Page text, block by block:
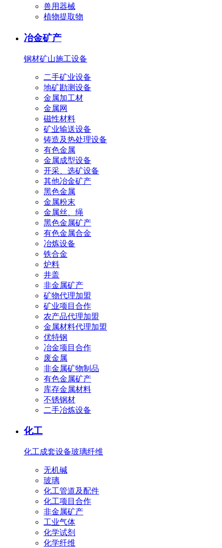
兽用器械
植物提取物
冶金矿产
钢材矿山施工设备
二手矿业设备
地矿勘测设备
金属加工材
金属网
磁性材料
矿业输送设备
铸造及热处理设备
有色金属
金属成型设备
开采、选矿设备
其他冶金矿产
黑色金属
金属粉末
金属丝、绳
黑色金属矿产
有色金属合金
冶炼设备
铁合金
炉料
井盖
非金属矿产
矿物代理加盟
矿业项目合作
农产品代理加盟
金属材料代理加盟
优特钢
冶金项目合作
废金属
非金属矿物制品
有色金属矿产
库存金属材料
不锈钢材
二手冶炼设备
化工
化工成套设备玻璃纤维
无机碱
玻璃
化工管道及配件
化工项目合作
非金属矿产
工业气体
化学试剂
化学纤维